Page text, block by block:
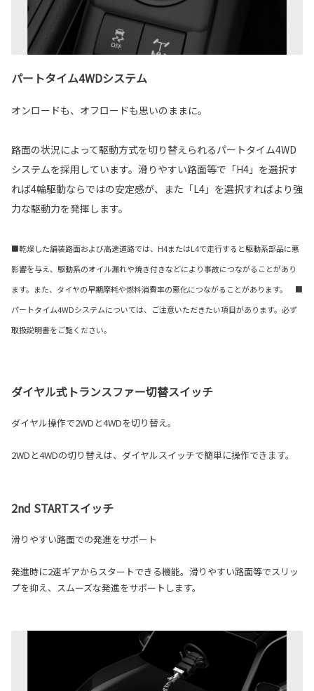
パートタイム4WDシステム
オンロードも、オフロードも思いのままに。
路面の状況によって駆動方式を切り替えられるパートタイム4WD
システムを採用しています。滑りやすい路面等で「H4」を選択す
れば4輪駆動ならではの安定感が、また「L4」を選択すればより強
力な駆動力を発揮します。
■乾燥した舗装路面および高速道路では、H4またはL4で走行すると駆動系部品に悪
影響を与え、駆動系のオイル漏れや焼き付きなどにより事故につながることがあり
ます。また、タイヤの早期摩耗や燃料消費率の悪化につながることがあります。 ■
パートタイム4WDシステムについては、ご注意いただきたい項目があります。必ず
取扱説明書をご覧ください。
ダイヤル式トランスファー切替スイッチ
ダイヤル操作で2WDと4WDを切り替え。
2WDと4WDの切り替えは、ダイヤルスイッチで簡単に操作できます。
2nd STARTスイッチ
滑りやすい路面での発進をサポート
発進時に2速ギアからスタートできる機能。滑りやすい路面等でスリッ
プを抑え、スムーズな発進をサポートします。